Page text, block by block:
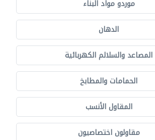
موردو مواد البناء
الدهان
المصاعد والسلالم الكهربائية
الحمامات والمطابخ
المقاول الأنسب
مقاولون اختصاصيون